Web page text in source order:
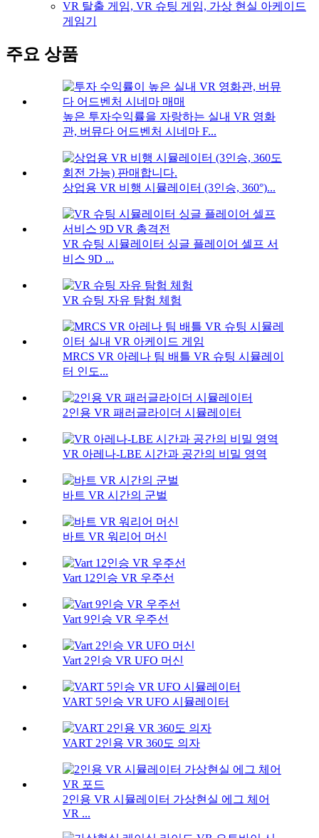
VR 탈출 게임, VR 슈팅 게임, 가상 현실 아케이드
게임기
주요 상품
높은 투자수익률을 자랑하는 실내 VR 영화
관, 버뮤다 어드벤처 시네마 F...
상업용 VR 비행 시뮬레이터 (3인승, 360°)...
VR 슈팅 시뮬레이터 싱글 플레이어 셀프 서
비스 9D ...
VR 슈팅 자유 탐험 체험
MRCS VR 아레나 팀 배틀 VR 슈팅 시뮬레이
터 인도...
2인용 VR 패러글라이더 시뮬레이터
VR 아레나-LBE 시간과 공간의 비밀 영역
바트 VR 시간의 군벌
바트 VR 워리어 머신
Vart 12인승 VR 우주선
Vart 9인승 VR 우주선
Vart 2인승 VR UFO 머신
VART 5인승 VR UFO 시뮬레이터
VART 2인용 VR 360도 의자
2인용 VR 시뮬레이터 가상현실 에그 체어
VR ...